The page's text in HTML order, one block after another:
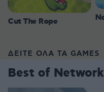
Cut The Rope
ΔΕΙΤΕ ΟΛΑ ΤΑ GAMES
Best of Network